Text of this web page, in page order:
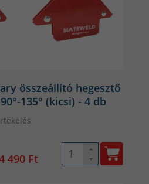
összeállító hegesztő
135° (kicsi) - 4 db
490 Ft